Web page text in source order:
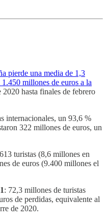
pierde una media de 1,3
millones de euros a la
hasta finales de febrero
internacionales, un 93,6 %
322 millones de euros, un
turistas (8,6 millones en
de euros (9.400 millones el
: 72,3 millones de turistas
de perdidas, equivalente al
de 2020.